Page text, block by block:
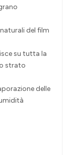
del film
su tutta la
strato
delle